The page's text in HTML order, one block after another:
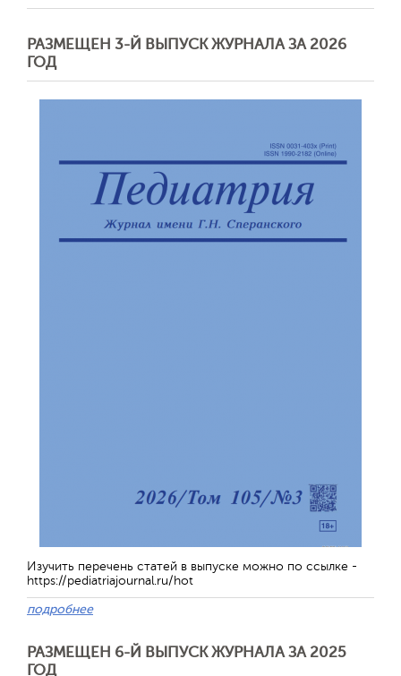
РАЗМЕЩЕН 3-Й ВЫПУСК ЖУРНАЛА ЗА 2026
ГОД
Изучить перечень статей в выпуске можно по ссылке -
https://pediatriajournal.ru/hot
подробнее
РАЗМЕЩЕН 6-Й ВЫПУСК ЖУРНАЛА ЗА 2025
ГОД